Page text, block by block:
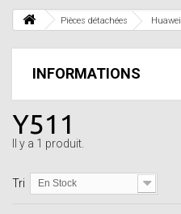
Pièces détachées Huawei
INFORMATIONS
Y511
Il y a 1 produit.
Tri En Stock